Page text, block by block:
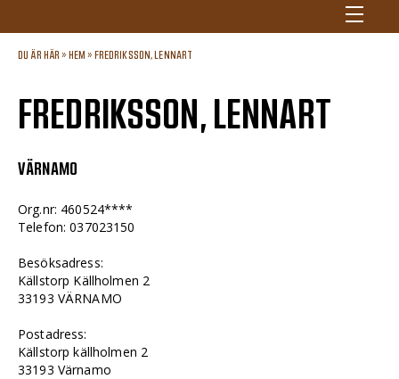
DU ÄR HÄR » HEM » FREDRIKSSON, LENNART
FREDRIKSSON, LENNART
VÄRNAMO
Org.nr: 460524****
Telefon: 037023150
Besöksadress:
Källstorp Källholmen 2
33193 VÄRNAMO
Postadress:
Källstorp källholmen 2
33193 Värnamo